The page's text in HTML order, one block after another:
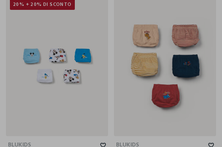
20% + 20% DI SCONTO
BLUKIDS
BLUKIDS